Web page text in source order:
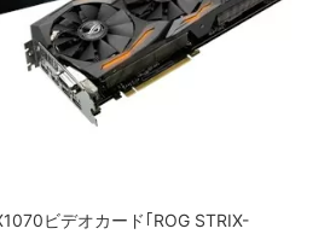
ビデオカード｢ROG STRIX-